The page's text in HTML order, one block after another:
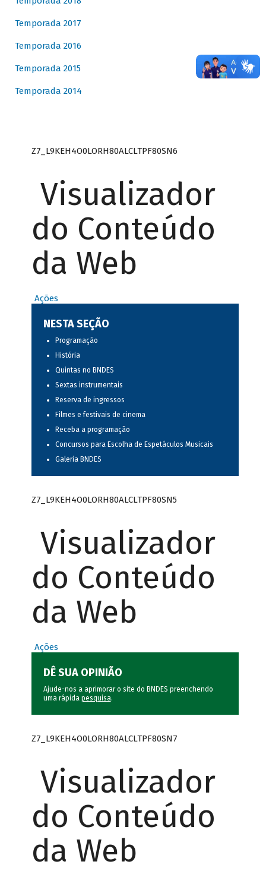
Temporada 2017
Temporada 2016
Temporada 2015
Temporada 2014
Z7_L9KEH4O0LORH80ALCLTPF80SN6
Visualizador
do Conteúdo
da Web
Ações
NESTA SEÇÃO
Programação
História
Quintas no BNDES
Sextas instrumentais
Reserva de ingressos
Filmes e festivais de cinema
Receba a programação
Concursos para Escolha de Espetáculos Musicais
Galeria BNDES
Z7_L9KEH4O0LORH80ALCLTPF80SN5
Visualizador
do Conteúdo
da Web
Ações
DÊ SUA OPINIÃO
Ajude-nos a aprimorar o site do BNDES preenchendo
uma rápida pesquisa.
Z7_L9KEH4O0LORH80ALCLTPF80SN7
Visualizador
do Conteúdo
da Web